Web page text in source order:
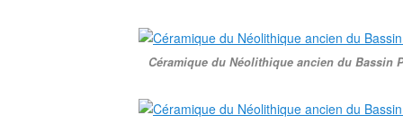
Céramique du Néolithique ancien du Bassin